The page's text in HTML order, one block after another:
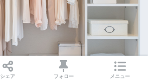
シェア フォロー メニュー